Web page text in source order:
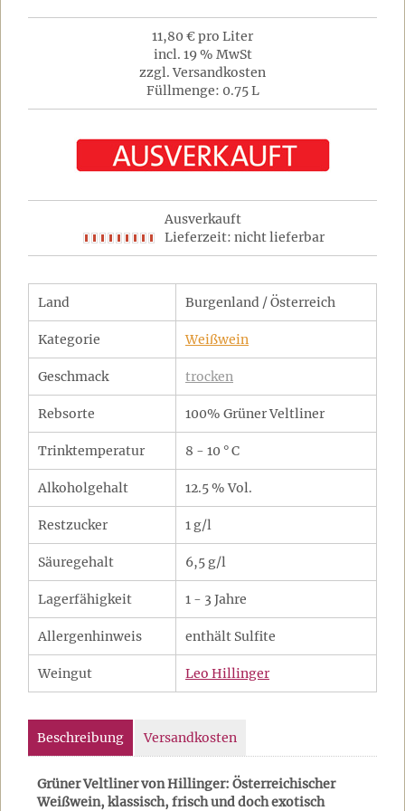
11,80 € pro Liter
incl. 19 % MwSt
zzgl. Versandkosten
Füllmenge: 0.75 L
Ausverkauft
Lieferzeit: nicht lieferbar
Land Burgenland / Österreich
Kategorie Weißwein
Geschmack trocken
Rebsorte 100% Grüner Veltliner
Trinktemperatur 8 - 10 ° C
Alkoholgehalt 12.5 % Vol.
Restzucker 1 g/l
Säuregehalt 6,5 g/l
Lagerfähigkeit 1 - 3 Jahre
Allergenhinweis enthält Sulfite
Weingut Leo Hillinger
Beschreibung Versandkosten
Grüner Veltliner von Hillinger: Österreichischer
Weißwein, klassisch, frisch und doch exotisch